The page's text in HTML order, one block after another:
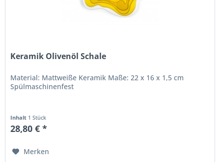
Keramik Olivenöl Schale
Material: Mattweiße Keramik Maße: 22 x 16 x 1,5 cm
Spülmaschinenfest
Inhalt 1 Stück
28,80 € *
Merken